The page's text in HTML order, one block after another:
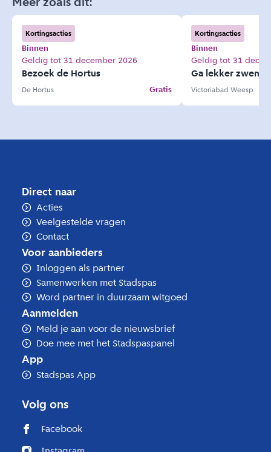
Kortingsacties
Binnen
Geldig tot 31 december 2026
Bezoek de Hortus
De Hortus Gratis
Kortingsacties
Binnen
Geldig tot 31
Ga lekker
Victoriabad Weesp
Direct naar
Acties
Veelgestelde vragen
Contact
Voor aanbieders
Inloggen als partner
Samenwerken met Stadspas
Word partner in duurzaam witgoed
Aanmelden
Meld je aan voor de nieuwsbrief
Doe mee met het Stadspaspanel
App
Stadspas App
Volg ons
Facebook